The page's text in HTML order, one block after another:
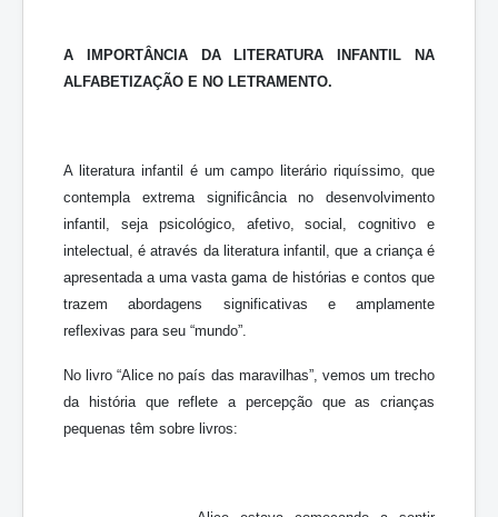
A IMPORTÂNCIA DA LITERATURA INFANTIL NA
ALFABETIZAÇÃO E NO LETRAMENTO.
A literatura infantil é um campo literário riquíssimo, que
contempla extrema significância no desenvolvimento
infantil, seja psicológico, afetivo, social, cognitivo e
intelectual, é através da literatura infantil, que a criança é
apresentada a uma vasta gama de histórias e contos que
trazem abordagens significativas e amplamente
reflexivas para seu “mundo”.
No livro “Alice no país das maravilhas”, vemos um trecho
da história que reflete a percepção que as crianças
pequenas têm sobre livros: